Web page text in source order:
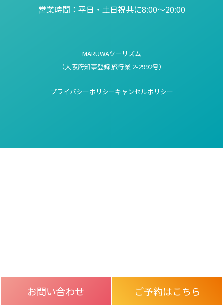
営業時間： 平日・土日祝共に8:00～20:00
MARUWAツーリズム
（大阪府知事登録 旅行業 2-2992号）
プライバシーポリシーキャンセルポリシー
お問い合わせ ご予約はこちら